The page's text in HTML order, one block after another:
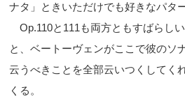
ナタ」ときいただけでも好きなパタ
Op.110と111も両方ともすばらし
と、ベートーヴェンがここで彼のソ
云うべきことを全部云いつくしてく
くる。